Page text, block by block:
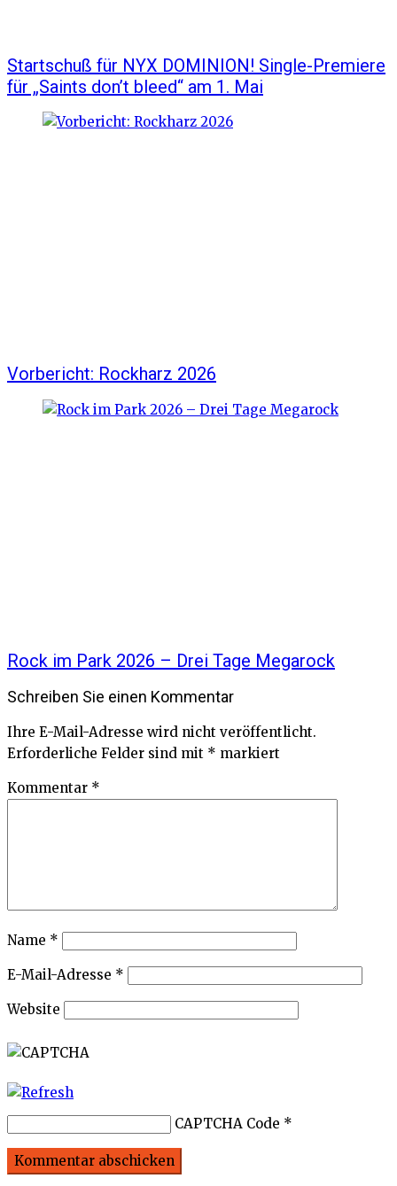
Startschuß für NYX DOMINION! Single-Premiere
für „Saints don’t bleed“ am 1. Mai
Vorbericht: Rockharz 2026
Rock im Park 2026 – Drei Tage Megarock
Schreiben Sie einen Kommentar
Ihre E-Mail-Adresse wird nicht veröffentlicht.
Erforderliche Felder sind mit * markiert
Kommentar *
Name *
E-Mail-Adresse *
Website
CAPTCHA Code *